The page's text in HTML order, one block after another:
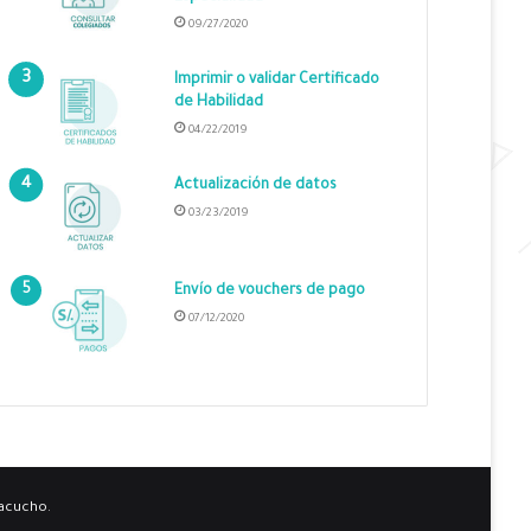
09/27/2020
Imprimir o validar Certificado
de Habilidad
04/22/2019
Actualización de datos
03/23/2019
Envío de vouchers de pago
07/12/2020